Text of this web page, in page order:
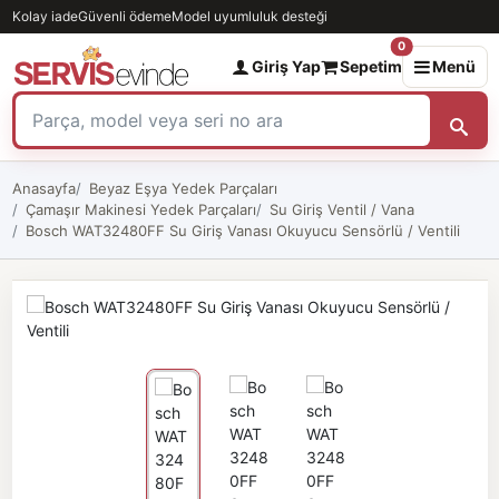
Kolay iadeGüvenli ödemeModel uyumluluk desteği
Giriş Yap Sepetim
0
Menü
Anasayfa
Beyaz Eşya Yedek Parçaları
Çamaşır Makinesi Yedek Parçaları
Su Giriş Ventil / Vana
Bosch WAT32480FF Su Giriş Vanası Okuyucu Sensörlü / Ventili